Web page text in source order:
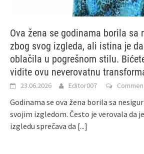
Ova žena se godinama borila sa
zbog svog izgleda, ali istina je
oblačila u pogrešnom stilu.
vidite ovu neverovatnu
23.06.2026 Editor007
Godinama se ova žena borila sa
svojim izgledom. Često je verovala da
izgledu sprečava da [...]